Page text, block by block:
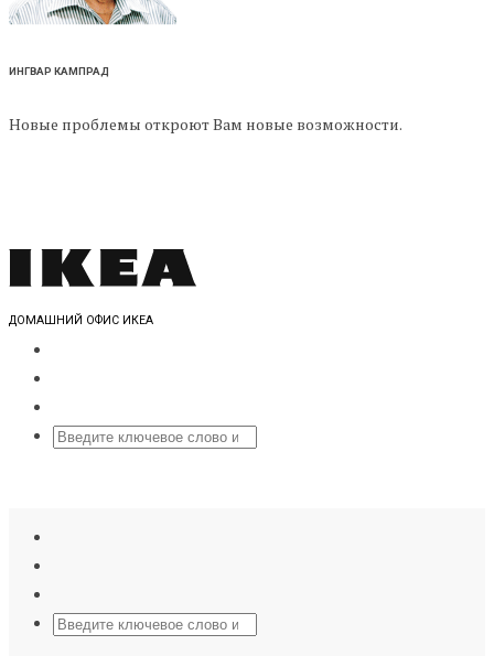
ИНГВАР КАМПРАД
Новые проблемы откроют Вам новые возможности.
ДОМАШНИЙ ОФИС ИКЕА